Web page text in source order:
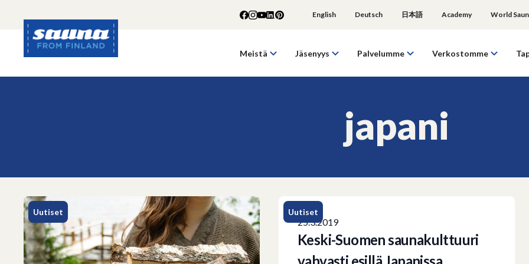
sisältöön
English Deutsch 日本語 Academy World
Sauna
Meistä Jäsenyys Palvelumme Verkostomme
japani
Uutiset Uutiset
25.3.2019
Keski-Suomen saunakulttuuri